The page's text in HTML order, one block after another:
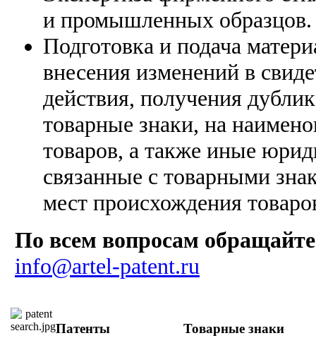
и промышленных образцов.
Подготовка и подача
внесения изменений в
действия, получения
товарные знаки, на
товаров, а также иные
связанные с товарными
мест происхождения
По всем вопросам
info@artel-patent.ru
Патенты Товарные знаки